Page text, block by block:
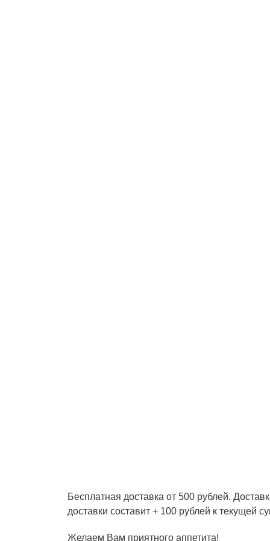
Бесплатная доставка от 500 рублей.
доставки составит + 100 рублей к текущей
Желаем Вам приятного аппетита!